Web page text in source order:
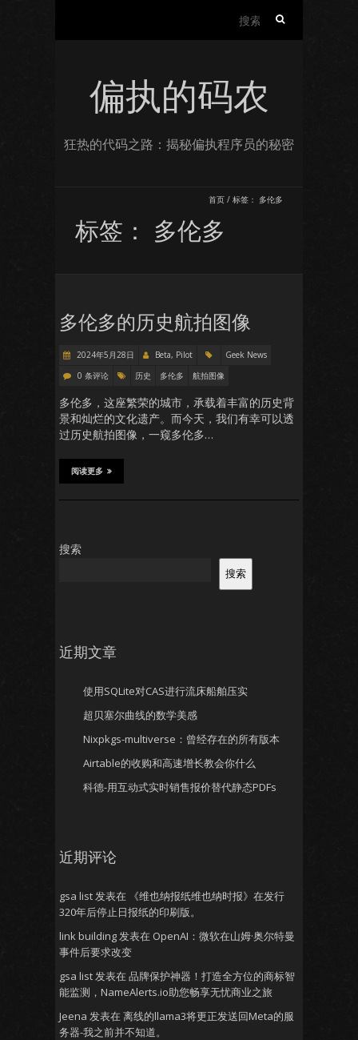
偏执的码农
狂热的代码之路：揭秘偏执程序员的秘密
首页 / 标签： 多伦多
标签： 多伦多
多伦多的历史航拍图像
2024年5月28日 Beta, Pilot
Geek News
0 条评论
历史 多伦多 航拍图像
多伦多，这座繁荣的城市，承载着丰富的历史背
景和灿烂的文化遗产。而今天，我们有幸可以透
过历史航拍图像，一窥多伦多…
阅读更多
搜索
搜索
近期文章
使用SQLite对CAS进行流床船舶压实
超贝塞尔曲线的数学美感
Nixpkgs-multiverse：曾经存在的所有版本
Airtable的收购和高速增长教会你什么
科德-用互动式实时销售报价替代静态PDFs
近期评论
gsa list发表在
《维也纳报纸维也纳时报》在发行
320年后停止日报纸的印刷版。
link building发表在 OpenAI：微软在山姆·奥尔特曼
事件后要求改变
gsa list发表在 品牌保护神器！打造全方位的商标智
能监测，NameAlerts.io助您畅享无忧商业之旅
Jeena 发表在 离线的llama3将更正发送回Meta的服
务器-我之前并不知道。